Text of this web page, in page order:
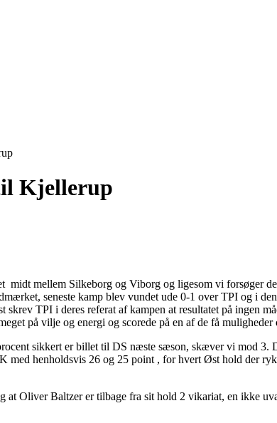
Kjellerup
mellem Silkeborg og Viborg og ligesom vi forsøger
seneste kamp blev vundet ude 0-1 over TPI og i
TPI i deres referat af kampen at resultatet på ingen
på vilje og energi og scorede på en af de få
sikkert er billet til DS næste sæson, skæver vi mod 3.
henholdsvis 26 og 25 point , for hvert Øst hold der
Oliver Baltzer er tilbage fra sit hold 2 vikariat, en ikke